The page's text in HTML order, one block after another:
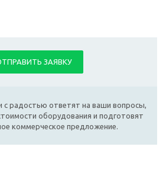
ЗАЯВКУ
радостью ответят на ваши вопросы,
оборудования и подготовят
коммерческое предложение.